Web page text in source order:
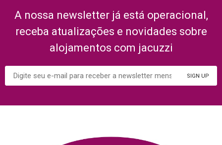
A nossa newsletter já está operacional,
receba atualizações e novidades sobre
alojamentos com jacuzzi